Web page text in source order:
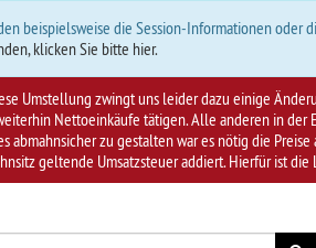
beispielsweise die Session-Informationen oder
klicken Sie bitte hier.
Umstellung zwingt uns leider dazu einige
Nettoeinkäufe tätigen. Alle anderen in
zu gestalten war es nötig die
geltende Umsatzsteuer addiert. Hierfür ist die